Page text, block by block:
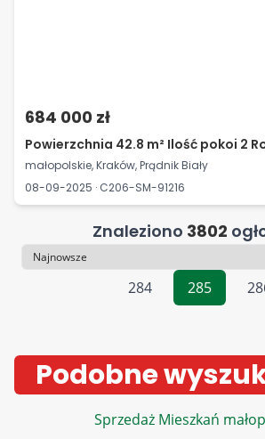
684 000 zł
Powierzchnia 42.8 m² Ilość pokoi 2
małopolskie, Kraków, Prądnik Biały
08-09-2025 · C206-SM-91216
Znaleziono 3802
Sortowanie
284
285
Podobne
Sprzedaż Mieszkań